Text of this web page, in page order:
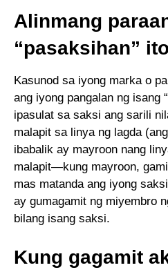
Alinmang
“pasaksihan”
Kasunod sa iyong marka o
ang iyong pangalan ng isang
ipasulat sa saksi ang sarili
malapit sa linya ng lagda
ibabalik ay mayroon nang
malapit—kung mayroon,
mas matanda ang iyong
ay gumagamit ng miyembro
bilang isang saksi.
Kung gagamit